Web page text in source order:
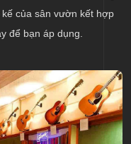
của sân vườn kết hợp
để bạn áp dụng.